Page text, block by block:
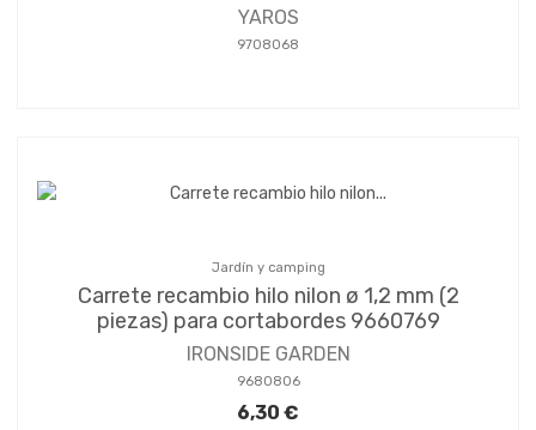
YAROS
9708068
Jardín y camping
Carrete recambio hilo nilon ø 1,2 mm (2
piezas) para cortabordes 9660769
IRONSIDE GARDEN
9680806
6,30 €